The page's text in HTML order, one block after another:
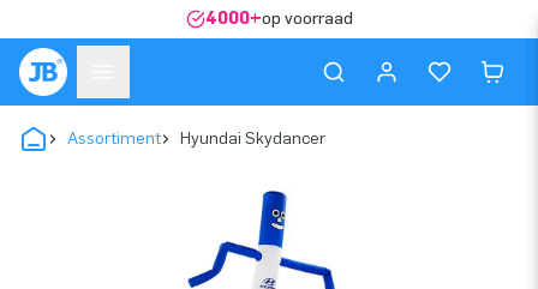
4000+op voorraad
Assortiment Hyundai Skydancer